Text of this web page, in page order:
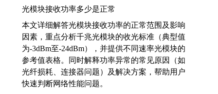
光模块接收功率多少是正常
本文详细解答光模块接收功率的正常范围及影响
因素，重点分析千兆光模块的收光标准（典型值
为-3dBm至-24dBm），并提供不同速率光模块的
参考值表格。同时解释功率异常的常见原因（如
光纤损耗、连接器问题）及解决方案，帮助用户
快速判断网络性能问题。